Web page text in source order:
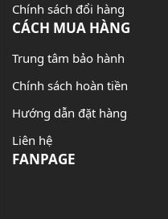
Chính sách đổi hàng
CÁCH MUA HÀNG
Trung tâm bảo hành
Chính sách hoàn tiền
Hướng dẫn đặt hàng
Liên hệ
FANPAGE